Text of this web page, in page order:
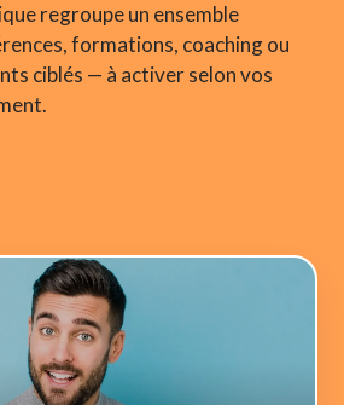
regroupe un ensemble
formations, coaching ou
ciblés — à activer selon vos
2. Gestes et postures
Besoins physiologiques
4. Santé & sécurité
physique & énergétique